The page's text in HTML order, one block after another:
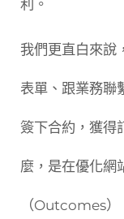
利。
我們更直白來說
表單、跟業務聯
簽下合約，獲得
麼，是在優化網
（Outcomes